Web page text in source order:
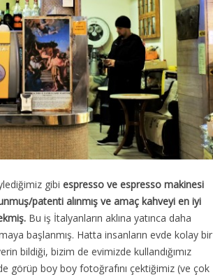
gibi espresso ve espresso makinesi
patenti alınmış ve amaç kahveyi en iyi
Bu iş İtalyanların aklına yatınca daha
başlanmış. Hatta insanların evde kolay bir
bildiği, bizim de evimizde kullandığımız
görüp boy boy fotoğrafını çektiğimiz (ve çok